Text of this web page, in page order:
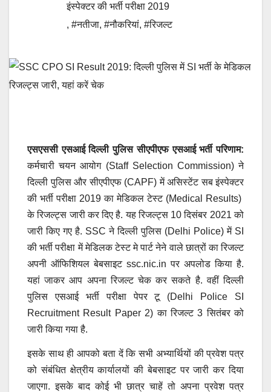
इंस्पेक्टर की भर्ती परीक्षा 2019
, #नतीजा, #नौकरियां, #रिजल्ट
एसएससी एसआई दिल्ली पुलिस सीएपीएफ एसआई भर्ती परिणाम:
कर्मचारी चयन आयोग (Staff Selection Commission) ने
दिल्ली पुलिस और सीएपीएफ (CAPF) में असिस्टेंट सब इंस्पेक्टर
की भर्ती परीक्षा 2019 का मेडिकल टेस्ट (Medical Results)
के रिजल्ट्स जारी कर दिए है. यह रिजल्ट्स 10 दिसंबर 2021 को
जारी किए गए है. SSC ने दिल्ली पुलिस (Delhi Police) में SI
की भर्ती परीक्षा में मेडिलक टेस्ट मे पार्ट नेने वाले छात्रों का रिजल्ट
अपनी ऑफिशियल बेबसाइट ssc.nic.in पर अपलोड किया है.
यहां जाकर आप अपना रिजल्ट चेक कर सकते है. वहीं दिल्ली
पुलिस एसआई भर्ती परीक्षा पेपर टू (Delhi Police SI
Recruitment Result Paper 2) का रिजल्ट 3 सितंबर को
जारी किया गया है.
इसके साथ ही आपको बता दें कि सभी अभ्यार्थियों की प्रवेश पत्र
को संबंधित क्षेत्रीय कार्यालयों की बेबसाइट पर जारी कर दिया
जाएगा. इसके बाद कोई भी छात्र चाहें तो अपना प्रवेश पत्र